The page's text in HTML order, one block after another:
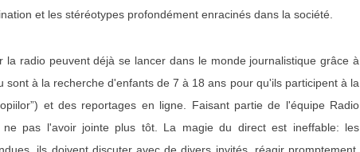
et les stéréotypes profondément enracinés dans la société.
radio peuvent déjà se lancer dans le monde journalistique grâce à
sont à la recherche d'enfants de 7 à 18 ans pour qu'ils participent à la
et des reportages en ligne. Faisant partie de l'équipe Radio
pas l'avoir jointe plus tôt. La magie du direct est ineffable: les